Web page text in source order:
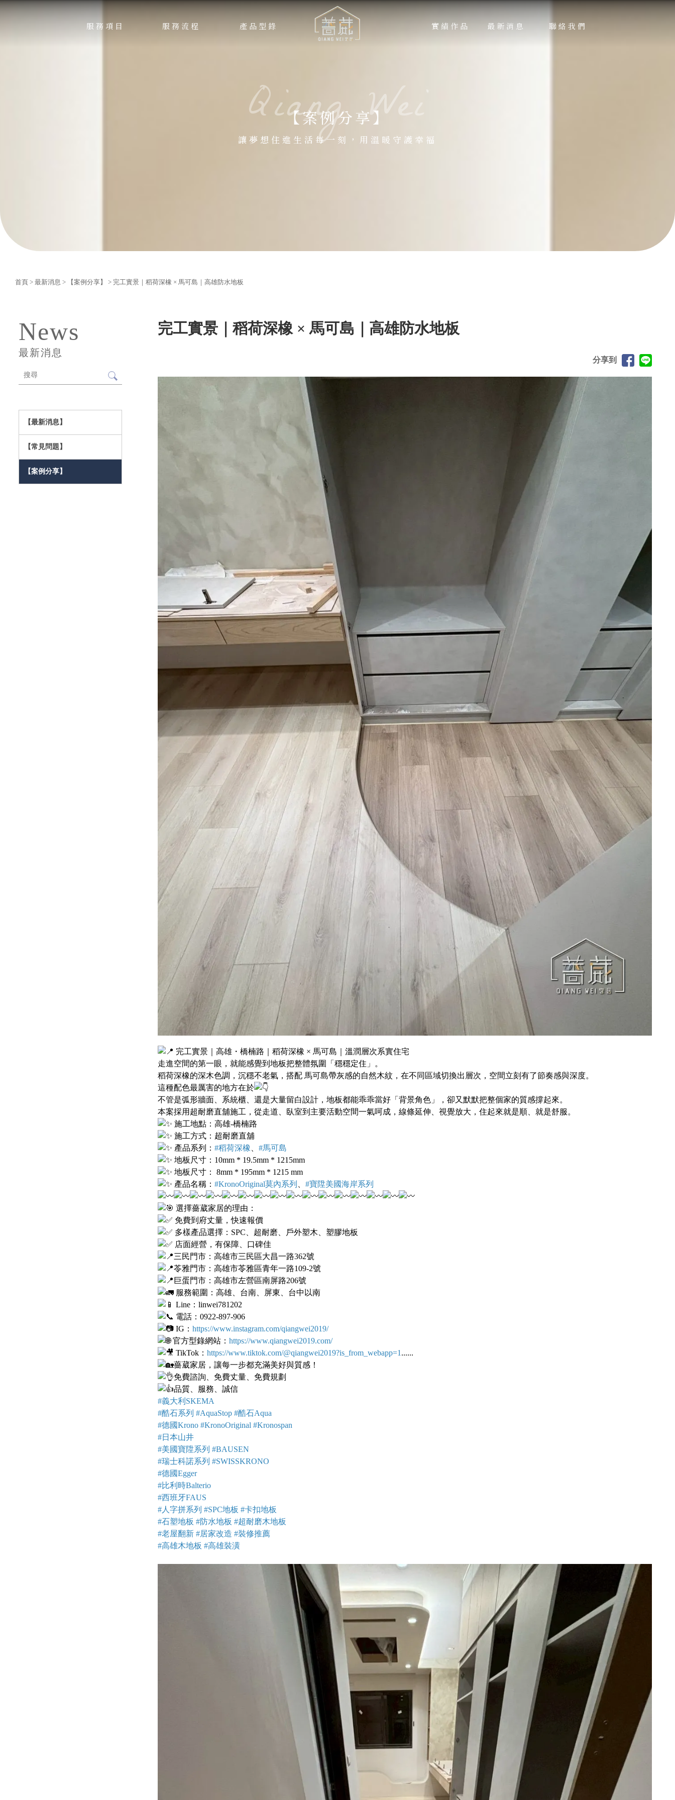
服務項目
服務流程
產品型錄
實績作品
最新消息
聯絡我們
【案例分享】
首頁 > 最新消息 > 【案例分享】 > 完工實景｜稻荷深橡 × 馬可島｜高雄防水地板
最新消息
News
【最新消息】
【常見問題】
【案例分享】
完工實景｜稻荷深橡 × 馬可島｜高雄防水地板
分享到
完工實景｜高雄・橋楠路｜稻荷深橡 × 馬可島｜溫潤層次系實住宅
走進空間的第一眼，就能感覺到地板把整體氛圍「穩穩定住」。
稻荷深橡的深木色調，沉穩不老氣，搭配 馬可島帶灰感的自然木紋，在不同區域切換出層次，空間立刻有了節奏感與深度。
這種配色最厲害的地方在於
不管是弧形牆面、系統櫃、還是大量留白設計，地板都能乖乖當好「背景角色」，卻又默默把整個家的質感撐起來。
本案採用超耐磨直舖施工，從走道、臥室到主要活動空間一氣呵成，線條延伸、視覺放大，住起來就是順、就是舒服。
施工地點：高雄-橋楠路
施工方式：超耐磨直舖
產品系列： #稻荷深橡
#馬可島
地板尺寸：10mm * 19.5mm * 1215mm
地板尺寸： 8mm * 195mm * 1215 mm
產品名稱： #KronoOriginal莫內系列 #寶陞美國海岸系列
選擇薔葳家居的理由：
免費到府丈量，快速報價
多樣產品選擇：SPC、超耐磨、戶外塑木、塑膠地板
店面經營，有保障、口碑佳
三民門市：高雄市三民區大昌一路362號
苓雅門市：高雄市苓雅區青年一路109-2號
巨蛋門市：高雄市左營區南屏路206號
服務範圍：高雄、台南、屏東、台中以南
Line：linwei781202
電話：0922-897-906
IG： https://www.instagram.com/qiangwei2019/
官方型錄網站： https://www.qiangwei2019.com/
TikTok： https://www.tiktok.com/@qiangwei2019?is_from_webapp=1 ......
薔葳家居，讓每一步都充滿美好與質感！
免費諮詢、免費丈量、免費規劃
品質、服務、誠信
#義大利SKEMA
#酷石系列 #AquaStop #酷石Aqua
#德國Krono #KronoOriginal #Kronospan
#日本山井
#美國寶陞系列 #BAUSEN
#瑞士科諾系列 #SWISSKRONO
#德國Egger
#比利時Balterio
#西班牙FAUS
#人字拼系列 #SPC地板 #卡扣地板
#石塑地板 #防水地板 #超耐磨木地板
#老屋翻新 #居家改造 #裝修推薦
#高雄木地板 #高雄裝潢